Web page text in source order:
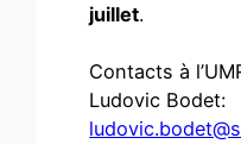
juillet.
Contacts à
Ludovic Bodet: